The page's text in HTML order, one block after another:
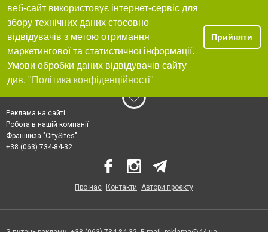
веб-сайт використовує інтернет-сервіс для
збору технічних даних стосовно
відвідувачів з метою отримання
маркетингової та статистичної інформації.
Умови обробки даних відвідувачів сайту
див. "Політика конфіденційності"
Прийняти
Реклама на сайті
Робота в нашій компанії
Франшиза "CitySites"
+38 (063) 734-84-32
Про нас Контакти Автори проєкту